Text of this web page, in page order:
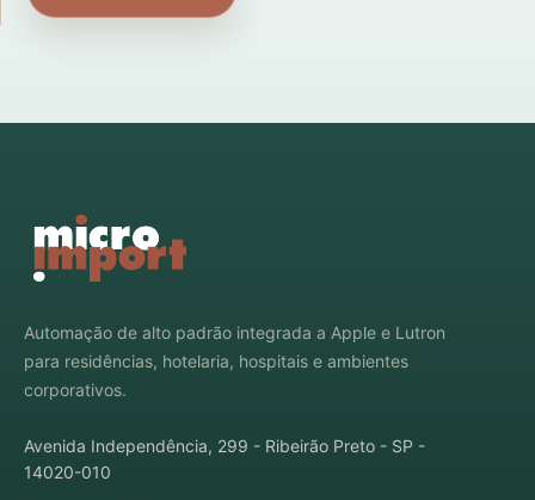
Automação de alto padrão integrada a Apple e Lutron
para residências, hotelaria, hospitais e ambientes
corporativos.
Avenida Independência, 299 - Ribeirão Preto - SP -
14020-010